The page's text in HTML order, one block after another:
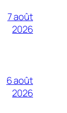
7 août
2026
6 août
2026